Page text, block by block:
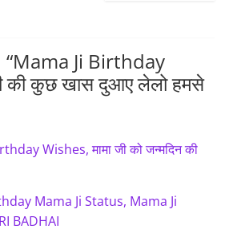
Mama Ji Birthday
की कुछ खास दुआए लेलो हमसे
Wishes, मामा जी को जन्मदिन की
Mama Ji Status, Mama Ji
BADHAI